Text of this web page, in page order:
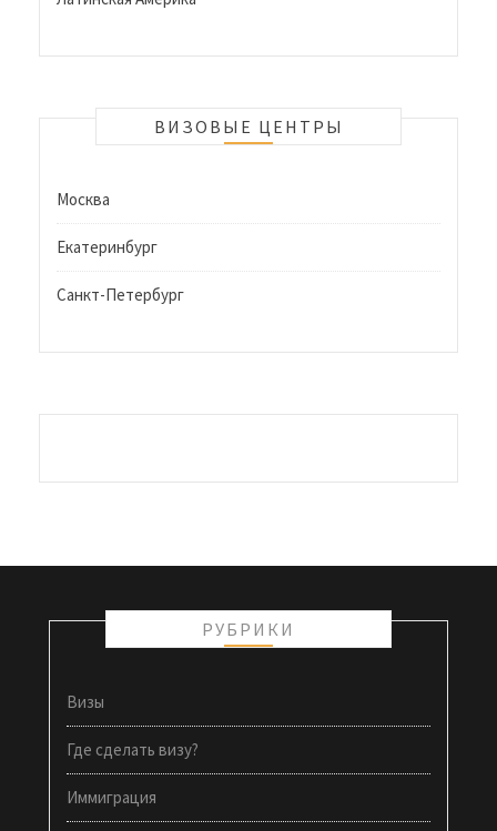
ВИЗОВЫЕ ЦЕНТРЫ
Москва
Екатеринбург
Санкт-Петербург
РУБРИКИ
Визы
Где сделать визу?
Иммиграция